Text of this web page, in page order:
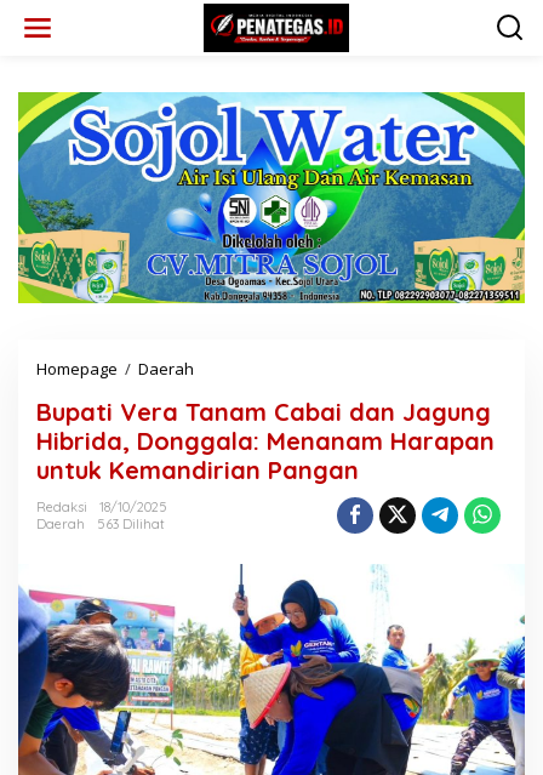
Homepage / Daerah
p
a
t
i
n
a
m
C
a
b
a
Bupati Vera Tanam Cabai dan Jagung
Hibrida, Donggala: Menanam Harapan
untuk Kemandirian Pangan
Redaksi
18/10/2025
Daerah
563 Dilihat